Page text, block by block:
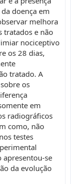
doença em
melhora
tratados e não
nociceptivo
os 28 dias,
tratado. A
os
em
radiográficos
como, não
testes
apresentou-se
da evolução